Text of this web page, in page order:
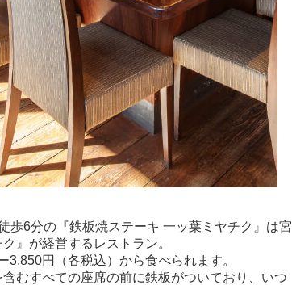
歩6分の『鉄板焼ステーキ 一ッ葉ミヤチク』は宮
』が経営するレストラン。
円（各税込）から食べられます。
むすべての座席の前に鉄板がついており、いつ